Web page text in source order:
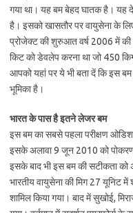
गया था। यह बम बेहद घातक है। यह
है। इसको खासतौर पर वायुसेना के
प्रोजेक्‍ट की शुरुआत वर्ष 2006 में
किट को डेवलेप करना था जो 450
आपको यहां पर ये भी बता दें कि इस
भूमिका है।
भारत के पास है इतने लेजर बम
इस बम का सबसे पहला परीक्षण
इसके अलावा 9 जून 2010 को पोकरण
इसके बाद भी इस बम की सटीकता को
भारतीय वायुसेना की मिग 27 यूनिट
शामिल किया गया। बाद में सुखोई,